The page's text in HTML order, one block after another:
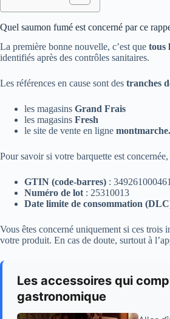
Quel saumon fumé est concerné par ce
La première bonne nouvelle, c’est que tous
identifiés après des contrôles sanitaires.
Les références en cause sont des tranches
les magasins Grand Frais
les magasins Fresh
le site de vente en ligne
Pour savoir si votre barquette est
GTIN (code-barres) :
Numéro de lot: 25310013
Date limite de consommation
Vous êtes concerné uniquement si ces trois
votre produit. En cas de doute, surtout à
Les accessoires qui
gastronomique